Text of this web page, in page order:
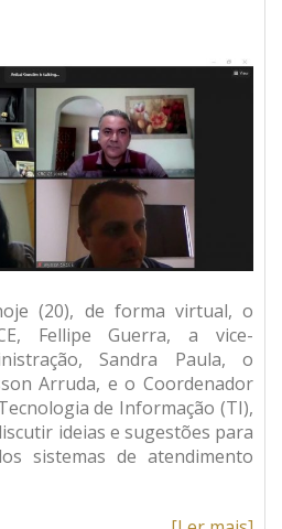
(20), de forma virtual, o
Fellipe Guerra, a vice-
Sandra Paula, o
Arruda, e o Coordenador
de Informação (TI),
ideias e sugestões para
sistemas de atendimento